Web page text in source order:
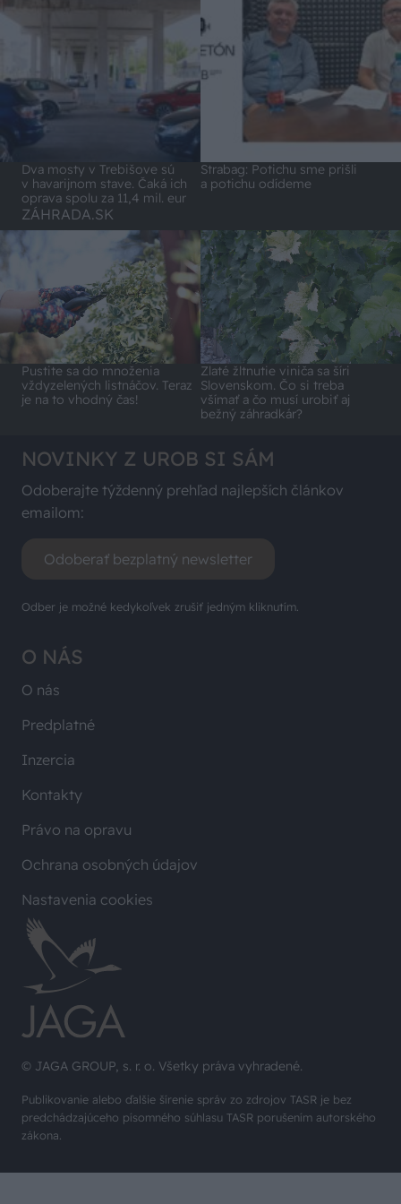
Dva mosty v Trebišove sú
v havarijnom stave. Čaká ich
oprava spolu za 11,4 mil. eur
Strabag: Potichu sme prišli
a potichu odídeme
ZÁHRADA.SK
Pustite sa do množenia
vždyzelených listnáčov. Teraz
je na to vhodný čas!
Zlaté žltnutie viniča sa šíri
Slovenskom. Čo si treba
všímať a čo musí urobiť aj
bežný záhradkár?
© JAGA GROUP, s. r. o. Všetky práva vyhradené.
Publikovanie alebo ďalšie šírenie správ zo zdrojov TASR je bez
predchádzajúceho písomného súhlasu TASR porušením autorského
zákona.
O NÁS
O nás
Predplatné
Inzercia
Kontakty
Právo na opravu
Ochrana osobných údajov
Nastavenia cookies
NOVINKY Z UROB SI SÁM
Odoberajte týždenný prehľad najlepších článkov
emailom:
Odoberať bezplatný newsletter
Odber je možné kedykoľvek zrušiť jedným kliknutím.